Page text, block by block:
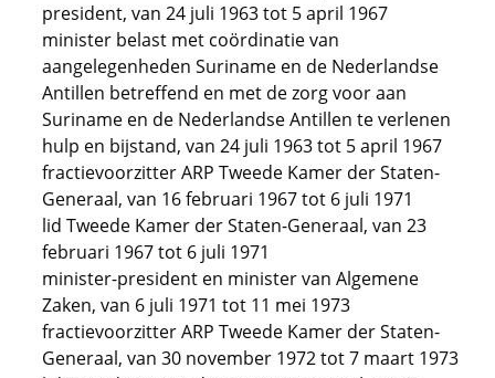
president, van 24 juli 1963 tot 5 april 1967
minister belast met coördinatie van
aangelegenheden Suriname en de Nederlandse
Antillen betreffend en met de zorg voor aan
Suriname en de Nederlandse Antillen te verlenen
hulp en bijstand, van 24 juli 1963 tot 5 april 1967
fractievoorzitter ARP Tweede Kamer der Staten-
Generaal, van 16 februari 1967 tot 6 juli 1971
lid Tweede Kamer der Staten-Generaal, van 23
februari 1967 tot 6 juli 1971
minister-president en minister van Algemene
Zaken, van 6 juli 1971 tot 11 mei 1973
fractievoorzitter ARP Tweede Kamer der Staten-
Generaal, van 30 november 1972 tot 7 maart 1973